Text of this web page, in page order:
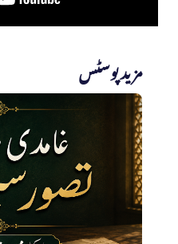
مزید پوسٹس